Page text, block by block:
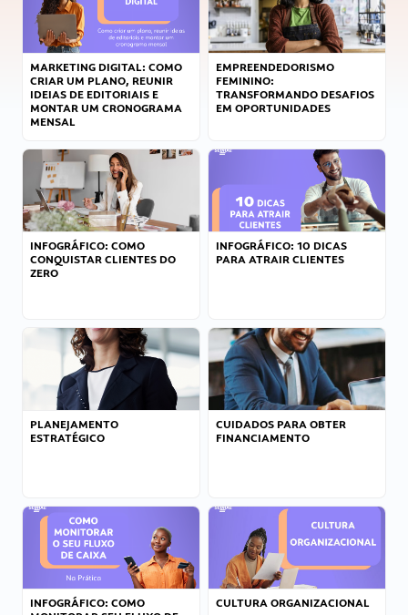
MARKETING DIGITAL: COMO
CRIAR UM PLANO, REUNIR
IDEIAS DE EDITORIAIS E
MONTAR UM CRONOGRAMA
MENSAL
EMPREENDEDORISMO
FEMININO:
TRANSFORMANDO DESAFIOS
EM OPORTUNIDADES
INFOGRÁFICO: COMO
CONQUISTAR CLIENTES DO
ZERO
INFOGRÁFICO: 10 DICAS
PARA ATRAIR CLIENTES
PLANEJAMENTO
ESTRATÉGICO
CUIDADOS PARA OBTER
FINANCIAMENTO
INFOGRÁFICO: COMO
CULTURA ORGANIZACIONAL